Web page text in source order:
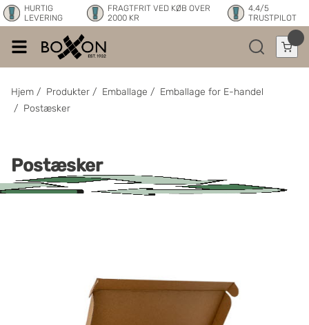
HURTIG
LEVERING
FRAGTFRIT VED KØB OVER
2000 KR
4.4/5
TRUSTPILOT
Hjem / Produkter / Emballage / Emballage for E-handel
/ Postæsker
Postæsker